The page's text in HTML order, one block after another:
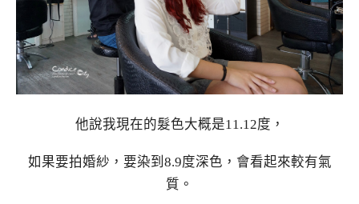
他說我現在的髮色大概是11.12度，
如果要拍婚紗，要染到8.9度深色，會看起來較有氣
質。